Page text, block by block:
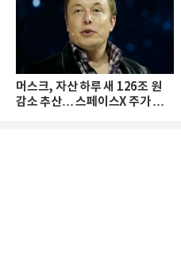
머스크, 자산 하루 새 126조 원
감소 추산… 스페이스X 주가 하